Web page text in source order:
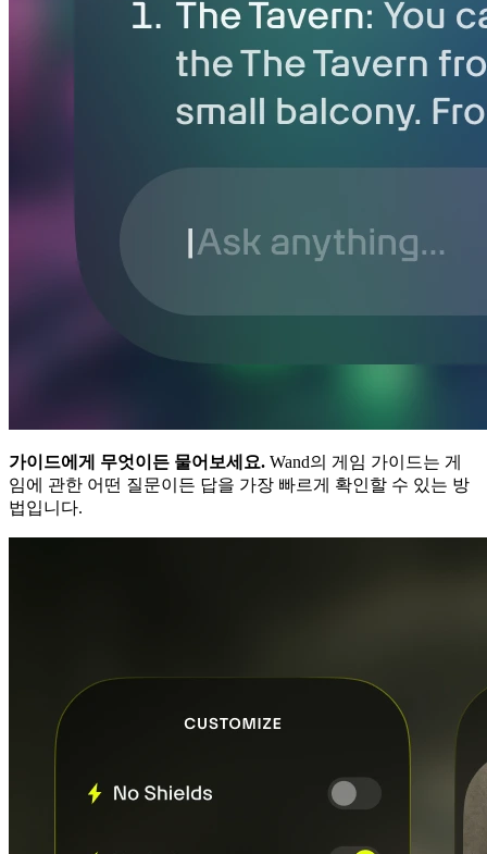
가이드에게 무엇이든 물어보세요. Wand의 게임 가이드는 게
임에 관한 어떤 질문이든 답을 가장 빠르게 확인할 수 있는 방
법입니다.